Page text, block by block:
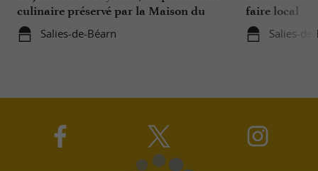
culinaire préservé par la Maison du
Jambon de Bayonne et La Saline de
Salies-de-Béarn
Salies-de-Béarn
faire local
Salies-